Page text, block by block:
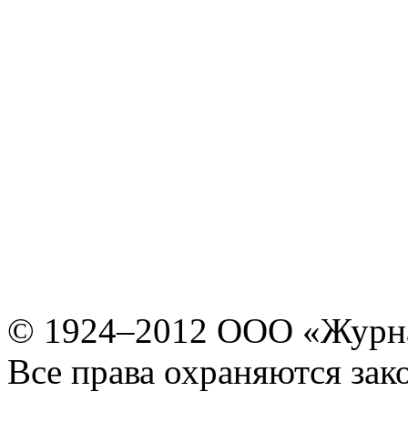
© 1924–2012 ООО
Все права охраняются